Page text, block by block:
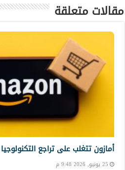
مقالات متعلقة
أمازون تتغلب على تراجع
25 يونيو, 2026 9:48 م